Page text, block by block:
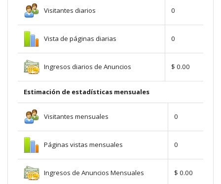
Visitantes diarios 0
Vista de páginas diarias 0
Ingresos diarios de Anuncios $ 0.00
Estimación de estadísticas mensuales
Visitantes mensuales 0
Páginas vistas mensuales 0
Ingresos de Anuncios Mensuales $ 0.00